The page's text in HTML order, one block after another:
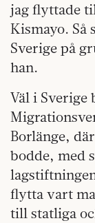
jag flyttade
Kismayo. Så
Sverige på
han.
Väl i Sverige
Borlänge,
bodde, med
flytta vart
till statliga